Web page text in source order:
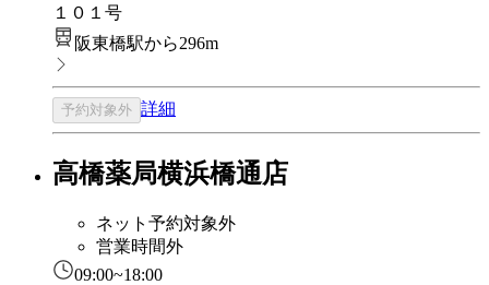
１０１号
阪東橋駅から296m
予約対象外 詳細
高橋薬局横浜橋通店
ネット予約対象外
営業時間外
09:00~18:00